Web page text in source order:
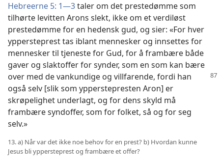
Hebreerne 5: 1—3taler om det prestedømme som
tilhørte levitten Arons slekt, ikke om et verdiløst
prestedømme for en hedensk gud, og sier: «For hver
yppersteprest tas iblant mennesker og innsettes for
mennesker til tjeneste for Gud, for å frambære både
gaver og slaktoffer for synder, som en som kan bære
over med de vankundige og villfarende, fordi han
også selv [slik som ypperstepresten Aron] er
skrøpelighet underlagt, og for dens skyld må
frambære syndoffer, som for folket, så og for seg
selv.»
13. a) Når var det ikke noe behov for en prest? b) Hvordan kunne
Jesus bli yppersteprest og frambære et offer?